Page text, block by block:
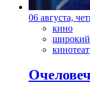
06 августа,
кино